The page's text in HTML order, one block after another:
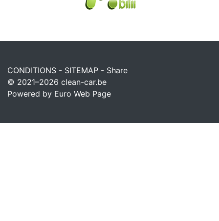
CONDITIONS - SITEMAP - Share
© 2021–2026 clean-car.be
Powered by Euro Web Page